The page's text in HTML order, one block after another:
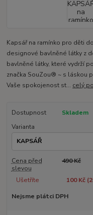
Kapsář na ramínko pro děti
designové bavlněné látky z
bavlněné látky, které vydrží
značka SouZou® ~ s láskou
Vaše spokojenost st... celý
Dostupnost
Skladem
Varianta
Cena před
slevou
490 Kč
Ušetříte 100 Kč (
Nejsme plátci DPH